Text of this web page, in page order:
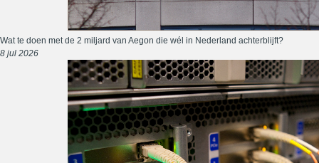
Wat te doen met de 2 miljard van Aegon die wél in Nederland achterblijft?
8 jul 2026